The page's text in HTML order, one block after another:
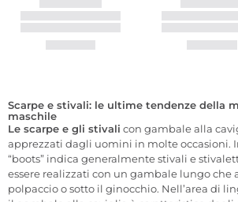
Scarpe e stivali: le ultime tendenze della
maschile
Le scarpe e gli stivali con gambale alla
apprezzati dagli uomini in molte occasioni.
“boots” indica generalmente stivali e
essere realizzati con un gambale lungo che
polpaccio o sotto il ginocchio. Nell’area di